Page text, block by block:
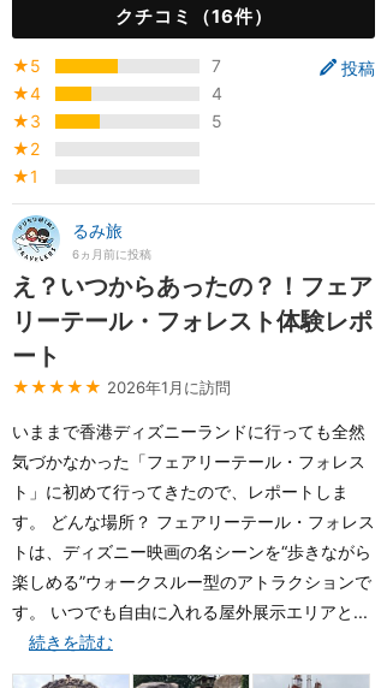
クチコミ（16件）
投稿
★5
7
★4
4
★3
5
★2
★1
るみ旅
6ヵ月前に投稿
え？いつからあったの？！フェア
リーテール・フォレスト体験レポ
ート
★★★★★ 2026年1月に訪問
いままで香港ディズニーランドに行っても全然
気づかなかった「フェアリーテール・フォレス
ト」に初めて行ってきたので、レポートしま
す。 どんな場所？ フェアリーテール・フォレス
トは、ディズニー映画の名シーンを“歩きながら
楽しめる”ウォークスルー型のアトラクションで
す。 いつでも自由に入れる屋外展示エリアと...
続きを読む